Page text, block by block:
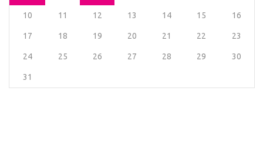
10 11 12 13 14 15 16
17 18 19 20 21 22 23
24 25 26 27 28 29 30
31